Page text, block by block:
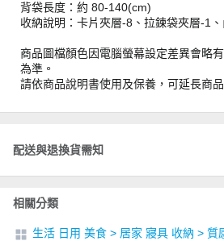
背袋長度：約 80-140(cm)
收納說明：卡片夾層-8、拉鍊袋夾層-1
商品圖檔顏色因電腦螢幕設定差異會略
為準。
請依商品說明書使用及保養，可延長商品
配送與退換貨需知
相關分類
生活 日用 美食 > 居家 寢具 收納 > 質